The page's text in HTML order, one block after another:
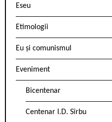
Eseu
Etimologii
Eu și comunismul
Eveniment
Bicentenar
Centenar I.D. Sîrbu